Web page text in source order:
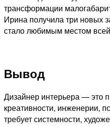
трансформации
Ирина получила три новых
стало любимым местом
Вывод
Дизайнер интерьера — это
креативности, инженерии,
требует системности,